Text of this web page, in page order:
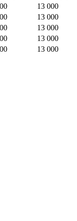
13 000
13 000
13 000
13 000
13 000